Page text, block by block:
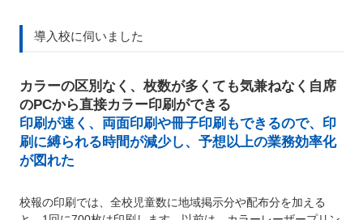
導入校に伺いました
カラーの区別なく、枚数が多くても気兼ねなく自席
のPCから直接カラー印刷ができる
印刷が速く、両面印刷や冊子印刷もできるので、印
刷に縛られる時間が減少し、予想以上の業務効率化
が図れた
校報の印刷では、全校児童数に地域掲示分や配布分を加える